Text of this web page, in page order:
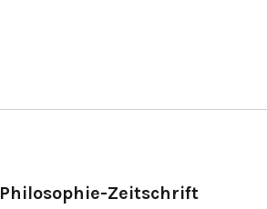
Philosophie-Zeitschrift